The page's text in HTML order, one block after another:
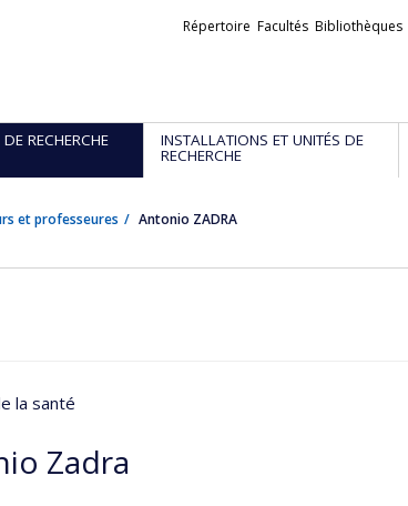
Liens
Répertoire Facultés Bibliothèques
RECHERCHE INSTALLATIONS ET UNITÉS DE
RECHERCHE
et professeures Antonio ZADRA
la santé
Zadra